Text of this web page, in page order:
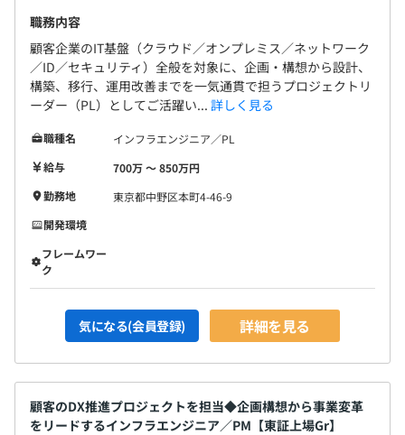
職務内容
顧客企業のIT基盤（クラウド／オンプレミス／ネットワーク
／ID／セキュリティ）全般を対象に、企画・構想から設計、
構築、移行、運用改善までを一気通貫で担うプロジェクトリ
ーダー（PL）としてご活躍い... 詳しく見る
職種名
インフラエンジニア／PL
給与
700万 〜 850万円
勤務地
東京都中野区本町4-46-9
開発環境
フレームワー
ク
気になる(会員登録) 詳細を見る
顧客のDX推進プロジェクトを担当◆企画構想から事業変革
をリードするインフラエンジニア／PM【東証上場Gr】